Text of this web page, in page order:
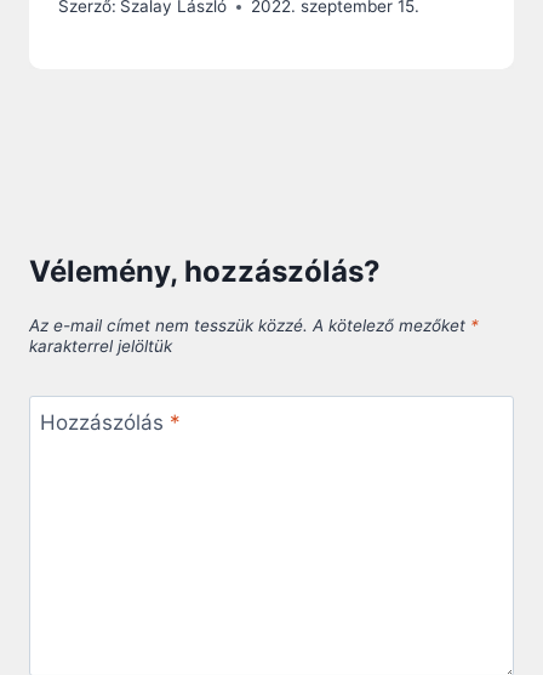
Szerző: Szalay László 2022. szeptember 15.
Vélemény, hozzászólás?
Az e-mail címet nem tesszük közzé. A kötelező mezőket *
karakterrel jelöltük
Hozzászólás *